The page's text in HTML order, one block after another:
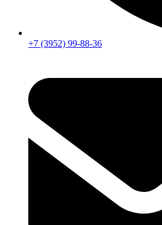
+7 (3952) 99-88-36